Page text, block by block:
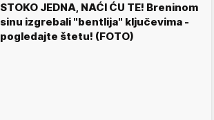
STOKO JEDNA, NAĆI ĆU TE! Breninom
sinu izgrebali "bentlija" ključevima -
pogledajte štetu! (FOTO)